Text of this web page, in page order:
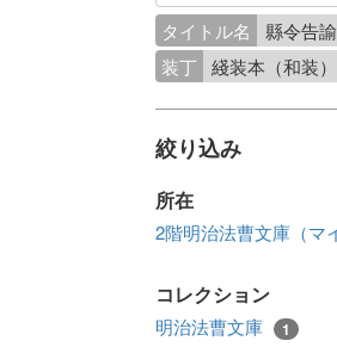
タイトル名 縣令告
装丁 綫装本（和装）
絞り込み
所在
2階明治法曹文庫（マ
コレクション
明治法曹文庫 1